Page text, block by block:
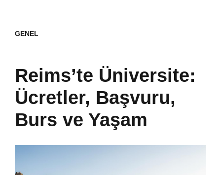
GENEL
Reims’te Üniversite:
Ücretler, Başvuru,
Burs ve Yaşam